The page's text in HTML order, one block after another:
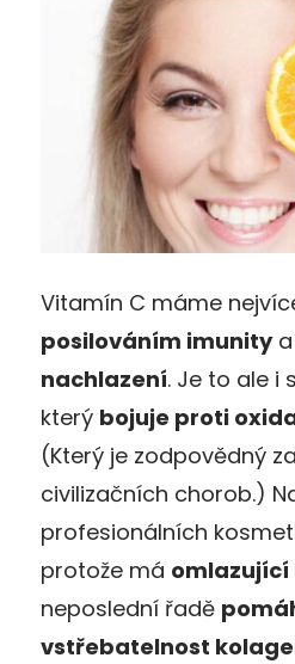
Vitamín C máme
posilováním imunitya
nachlazení. Je to ale i
který bojuje proti
(Který je zodpovědný
civilizačních chorob.)
profesionálních
protože má omlazující
neposlední řadě
vstřebatelnost